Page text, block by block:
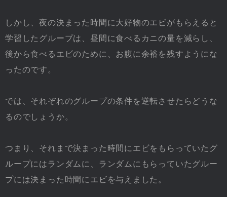
しかし、夜の決まった時間に大好物のエビがもらえると
学習したグループは、昼間に食べるカニの量を減らし、
後から食べるエビのために、お腹に余裕を残すようにな
ったのです。
では、それぞれのグループの条件を逆転させたらどうな
るのでしょうか。
つまり、それまで決まった時間にエビをもらっていたグ
ループにはランダムに、ランダムにもらっていたグルー
プには決まった時間にエビを与えました。